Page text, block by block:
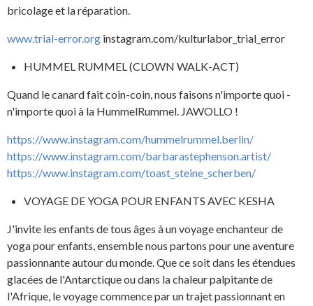
bricolage et la réparation.
www.trial-error.org instagram.com/kulturlabor_trial_error
HUMMEL RUMMEL (CLOWN WALK-ACT)
Quand le canard fait coin-coin, nous faisons n'importe quoi -
n'importe quoi à la HummelRummel. JAWOLLO !
https://www.instagram.com/hummelrummel.berlin/
https://www.instagram.com/barbarastephenson.artist/
https://www.instagram.com/toast_steine_scherben/
VOYAGE DE YOGA POUR ENFANTS AVEC KESHA
J'invite les enfants de tous âges à un voyage enchanteur de
yoga pour enfants, ensemble nous partons pour une aventure
passionnante autour du monde. Que ce soit dans les étendues
glacées de l'Antarctique ou dans la chaleur palpitante de
l'Afrique, le voyage commence par un trajet passionnant en